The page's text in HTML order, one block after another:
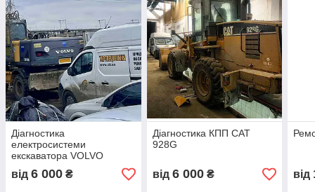
Діагностика
електросистеми
екскаватора VOLVO
EW180B
від 6 000 ₴
Діагностика КПП САТ
928G
від 6 000₴ від